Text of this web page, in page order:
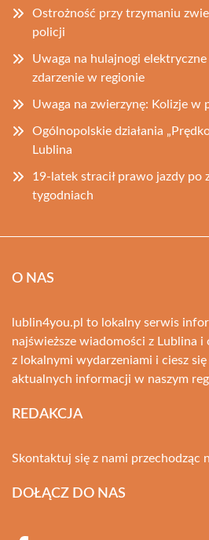
Ostrożność przy trzymaniu
policji
Uwaga na hulajnogi
zdarzenie w regionie
Uwaga na zwierzynę: Kolizje w
Ogólnopolskie działania
Lublina
19-latek stracił prawo jazdy po
tygodniach
O NAS
lublin4you.pl to lokalny serwis
najświeższe wiadomości z Lublina i
z lokalnymi wydarzeniami i ciesz
aktualnych informacji w naszym
REDAKCJA
Skontaktuj się z nami przechodząc
DOŁĄCZ DO NAS